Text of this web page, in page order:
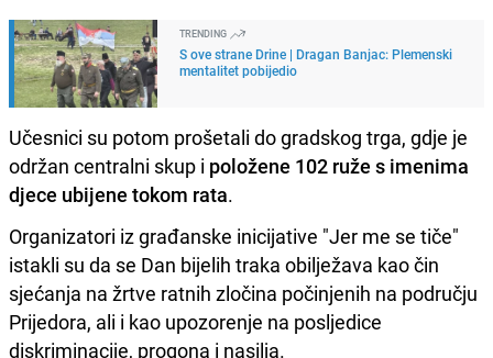
TRENDING
S ove strane Drine | Dragan Banjac: Plemenski
mentalitet pobijedio
Učesnici su potom prošetali do gradskog trga, gdje je
održan centralni skup i položene 102 ruže s imenima
djece ubijene tokom rata.
Organizatori iz građanske inicijative "Jer me se tiče"
istakli su da se Dan bijelih traka obilježava kao čin
sjećanja na žrtve ratnih zločina počinjenih na području
Prijedora, ali i kao upozorenje na posljedice
diskriminacije, progona i nasilja.